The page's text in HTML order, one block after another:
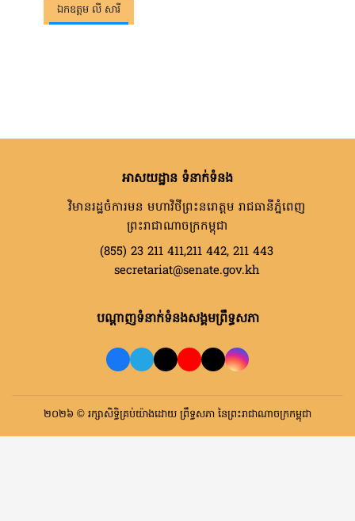
ឯកឧត្តម លី សារី
អាសយដ្ឋាន ទំនាក់ទំនង
វិមានរដ្ឋចំការមន មហាវិថីព្រះនរោត្តម រាជធានីភ្នំពេញ
ព្រះរាជាណាចក្រកម្ពុជា
(855) 23 211 411,211 442, 211 443
secretariat@senate.gov.kh
បណ្តាញទំនាក់ទំនងសង្គមព្រឹទ្ធសភា
២០២៦ © រក្សាសិទ្ធិគ្រប់យ៉ាងដោយ ព្រឹទ្ធសភា នៃព្រះរាជាណាចក្រកម្ពុជា